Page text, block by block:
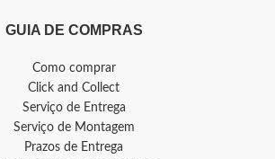
GUIA DE COMPRAS
Como comprar
Click and Collect
Serviço de Entrega
Serviço de Montagem
Prazos de Entrega